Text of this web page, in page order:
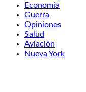
Economía
Guerra
Opiniones
Salud
Aviación
Nueva York